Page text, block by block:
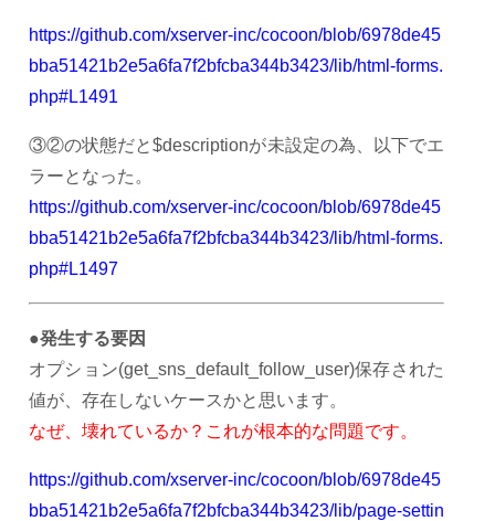
https://github.com/xserver-inc/cocoon/blob/6978de45
bba51421b2e5a6fa7f2bfcba344b3423/lib/html-forms.
php#L1491
③②の状態だと$descriptionが未設定の為、以下でエ
ラーとなった。
https://github.com/xserver-inc/cocoon/blob/6978de45
bba51421b2e5a6fa7f2bfcba344b3423/lib/html-forms.
php#L1497
●発生する要因
オプション(get_sns_default_follow_user)保存された
値が、存在しないケースかと思います。
なぜ、壊れているか？これが根本的な問題です。
https://github.com/xserver-inc/cocoon/blob/6978de45
bba51421b2e5a6fa7f2bfcba344b3423/lib/page-settin